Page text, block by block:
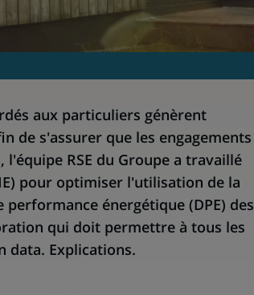
aux particuliers génèrent
de s'assurer que les engagements
RSE du Groupe a travaillé
pour optimiser l'utilisation de la
énergétique (DPE) des
qui doit permettre à tous les
data. Explications.